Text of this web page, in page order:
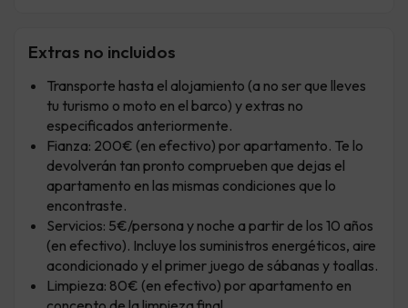
Extras no incluidos
Transporte hasta el alojamiento (a no ser que lleves
tu turismo o moto en el barco) y extras no
especificados anteriormente.
Fianza: 200€ (en efectivo) por apartamento. Te lo
devolverán tan pronto comprueben que dejas el
apartamento en las mismas condiciones que lo
encontraste.
Servicios: 5€/persona y noche a partir de los 10 años
(en efectivo). Incluye los suministros energéticos, aire
acondicionado y el primer juego de sábanas y toallas.
Limpieza: 80€ (en efectivo) por apartamento en